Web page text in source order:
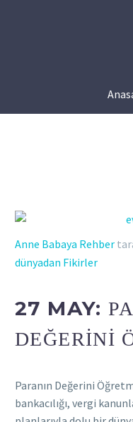
Anne Babaya Rehber
dünyadan Fikirler
27 MAY:
DEĞERINI
Paranın Değerini
bankacılığı, vergi